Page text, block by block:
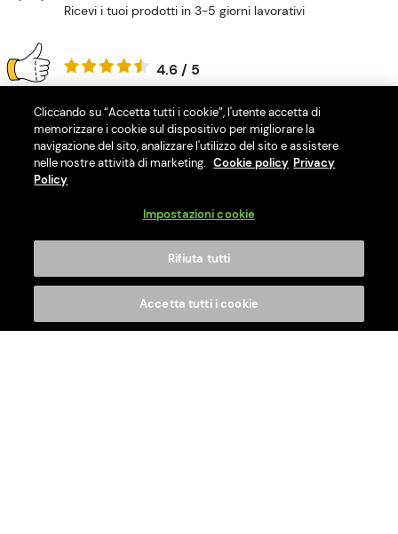
Ricevi i tuoi prodotti in 3-5 giorni lavorativi
4.6 / 5
Gli appassionati di birra ci amano!Leggi le recensioni su
eKomi!
La tua fedeltà viene premiata
Ti offriamo vantaggi eccezionali fin dal primo ordine.
Scopri di più
Cliccando su “Accetta tutti i cookie”, l'utente accetta di
memorizzare i cookie sul dispositivo per migliorare la
navigazione del sito, analizzare l'utilizzo del sito e assistere
nelle nostre attività di marketing. Cookie policy Privacy
Policy
Impostazioni cookie
Rifiuta tutti
Accetta tutti i cookie